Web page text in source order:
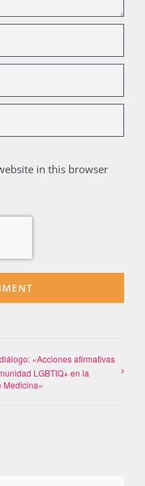
in this browser
«Acciones afirmativas
LGBTIQ+ en la
Medicina»